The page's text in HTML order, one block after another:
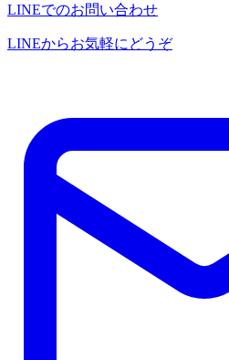
LINEでのお問い合わせ
LINEからお気軽にどうぞ